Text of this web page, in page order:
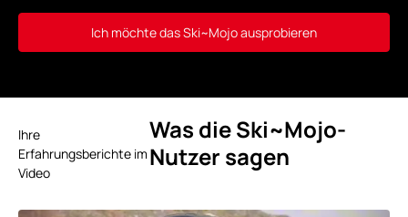
Ich möchte das Ski~Mojo ausprobieren
Ihre
Erfahrungsberichte im
Video
Was die Ski~Mojo-
Nutzer sagen